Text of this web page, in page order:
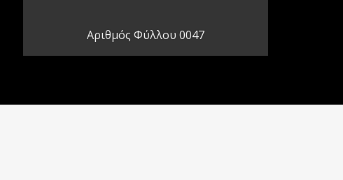
Αριθμός Φύλλου 0047